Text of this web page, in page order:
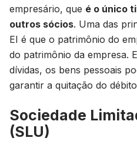
empresário, que é o único
outros sócios. Uma das
EI é que o patrimônio do
do patrimônio da empresa.
dívidas, os bens pessoais
garantir a quitação do
Sociedade
(SLU)